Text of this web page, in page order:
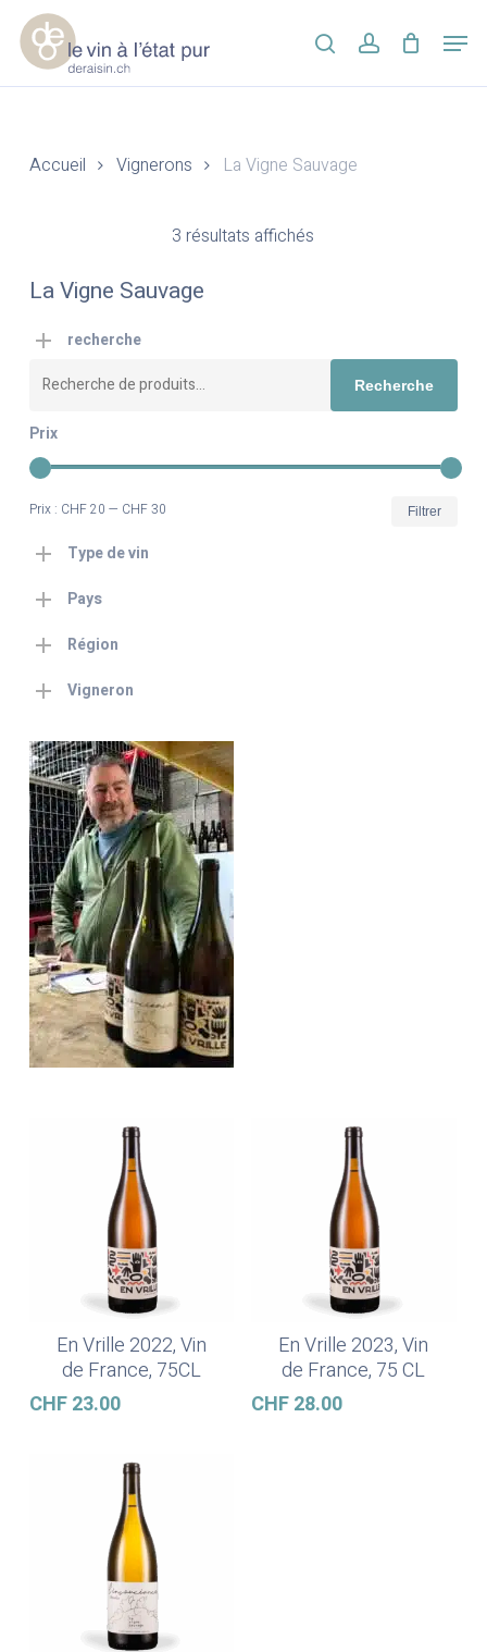
Skip
main
content
searchaccount
La Vigne Sauvage
3 résultats affichés
Accueil Vignerons La Vigne Sauvage
recherche
Recherche
pour :
Recherche
Prix
Filtrer
Prix : CHF 20 — CHF 30
Type de vin
Pays
Région
Vigneron
Ajouter Au Panier
En Vrille 2022, Vin
de France, 75CL
CHF23.00
Ajouter Au Panier
En Vrille 2023, Vin
de France, 75 CL
CHF28.00
Menu